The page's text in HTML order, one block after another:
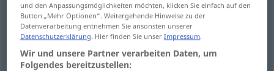
(volle)Gewissheit fullvissa
Sicherheit f fullvissa
und den Anpassungsmöglichkeiten möchten, klicken Sie einfach auf den
Button „Mehr Optionen“. Weitergehende Hinweise zu der
Datenverarbeitung entnehmen Sie ansonsten unserer
Datenschutzerklärung. Hier finden Sie unserImpressum.
Wir und unsere Partner verarbeiten Daten, um
Folgendes bereitzustellen: